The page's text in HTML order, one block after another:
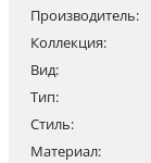
Производитель:
Коллекция:
Вид:
Тип:
Стиль:
Материал: